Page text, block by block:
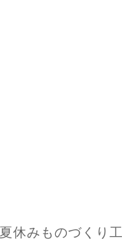
休みものづくり工